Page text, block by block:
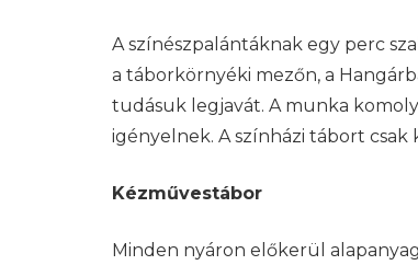
A színészpalántáknak egy perc
a táborkörnyéki mezőn, a
tudásuk legjavát. A munka
igényelnek. A színházi tábort
Kézművestábor
Minden nyáron előkerül